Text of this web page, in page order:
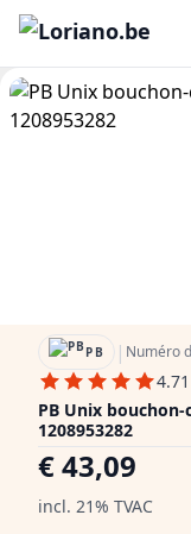
PB | Numéro
4.71
PB Unix
1208953282
€ 43,09
incl. 21% TVAC